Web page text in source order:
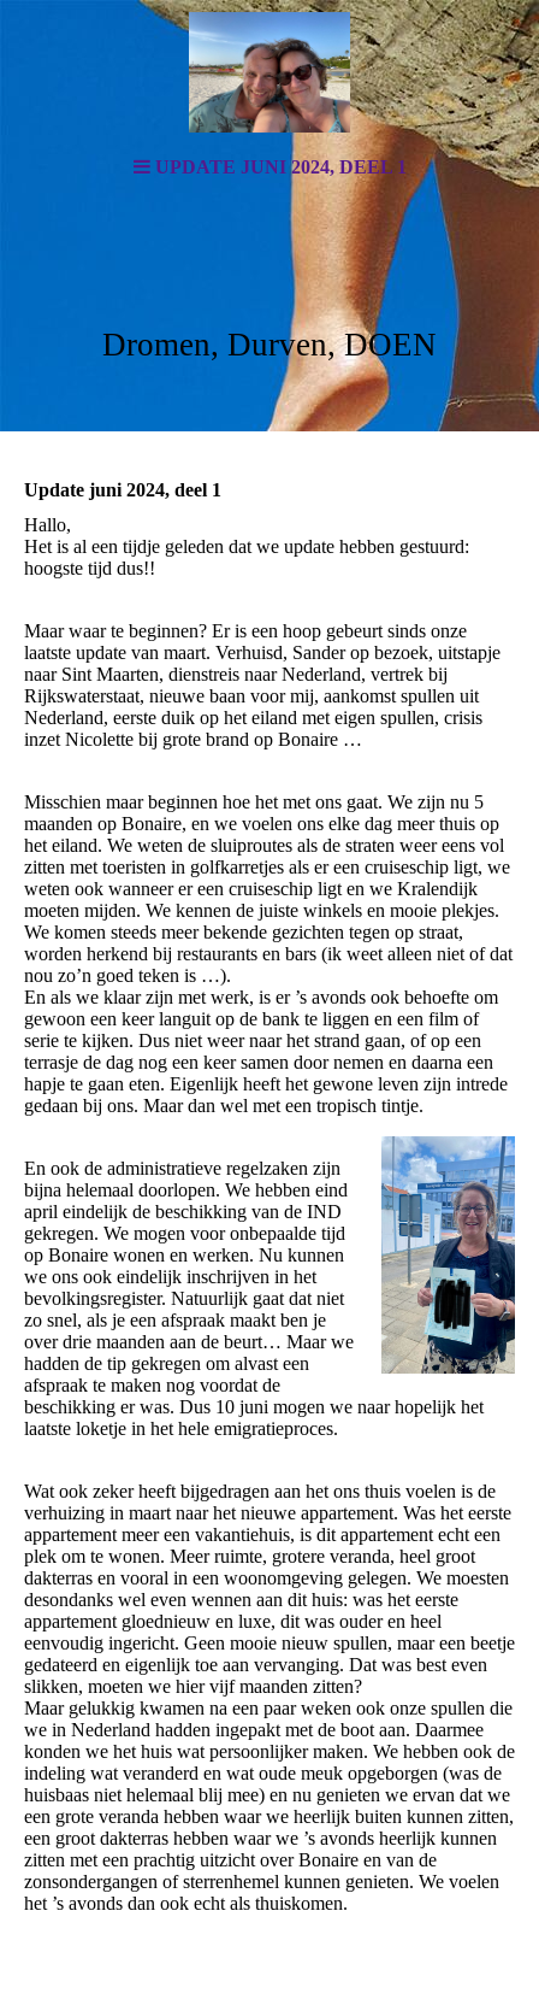
UPDATE JUNI 2024, DEEL 1
Dromen, Durven, DOEN
Update juni 2024, deel 1
Hallo,
Het is al een tijdje geleden dat we update hebben gestuurd:
hoogste tijd dus!!
Maar waar te beginnen? Er is een hoop gebeurt sinds onze
laatste update van maart. Verhuisd, Sander op bezoek, uitstapje
naar Sint Maarten, dienstreis naar Nederland, vertrek bij
Rijkswaterstaat, nieuwe baan voor mij, aankomst spullen uit
Nederland, eerste duik op het eiland met eigen spullen, crisis
inzet Nicolette bij grote brand op Bonaire …
Misschien maar beginnen hoe het met ons gaat. We zijn nu 5
maanden op Bonaire, en we voelen ons elke dag meer thuis op
het eiland. We weten de sluiproutes als de straten weer eens vol
zitten met toeristen in golfkarretjes als er een cruiseschip ligt, we
weten ook wanneer er een cruiseschip ligt en we Kralendijk
moeten mijden. We kennen de juiste winkels en mooie plekjes.
We komen steeds meer bekende gezichten tegen op straat,
worden herkend bij restaurants en bars (ik weet alleen niet of dat
nou zo’n goed teken is …).
En als we klaar zijn met werk, is er ’s avonds ook behoefte om
gewoon een keer languit op de bank te liggen en een film of
serie te kijken. Dus niet weer naar het strand gaan, of op een
terrasje de dag nog een keer samen door nemen en daarna een
hapje te gaan eten. Eigenlijk heeft het gewone leven zijn intrede
gedaan bij ons. Maar dan wel met een tropisch tintje.
En ook de administratieve regelzaken zijn
bijna helemaal doorlopen. We hebben eind
april eindelijk de beschikking van de IND
gekregen. We mogen voor onbepaalde tijd
op Bonaire wonen en werken. Nu kunnen
we ons ook eindelijk inschrijven in het
bevolkingsregister. Natuurlijk gaat dat niet
zo snel, als je een afspraak maakt ben je
over drie maanden aan de beurt… Maar we
hadden de tip gekregen om alvast een
afspraak te maken nog voordat de
beschikking er was. Dus 10 juni mogen we naar hopelijk het
laatste loketje in het hele emigratieproces.
Wat ook zeker heeft bijgedragen aan het ons thuis voelen is de
verhuizing in maart naar het nieuwe appartement. Was het eerste
appartement meer een vakantiehuis, is dit appartement echt een
plek om te wonen. Meer ruimte, grotere veranda, heel groot
dakterras en vooral in een woonomgeving gelegen. We moesten
desondanks wel even wennen aan dit huis: was het eerste
appartement gloednieuw en luxe, dit was ouder en heel
eenvoudig ingericht. Geen mooie nieuw spullen, maar een beetje
gedateerd en eigenlijk toe aan vervanging. Dat was best even
slikken, moeten we hier vijf maanden zitten?
Maar gelukkig kwamen na een paar weken ook onze spullen die
we in Nederland hadden ingepakt met de boot aan. Daarmee
konden we het huis wat persoonlijker maken. We hebben ook de
indeling wat veranderd en wat oude meuk opgeborgen (was de
huisbaas niet helemaal blij mee) en nu genieten we ervan dat we
een grote veranda hebben waar we heerlijk buiten kunnen zitten,
een groot dakterras hebben waar we ’s avonds heerlijk kunnen
zitten met een prachtig uitzicht over Bonaire en van de
zonsondergangen of sterrenhemel kunnen genieten. We voelen
het ’s avonds dan ook echt als thuiskomen.